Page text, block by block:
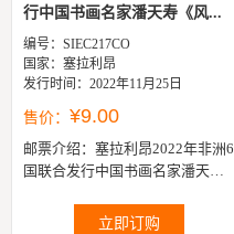
行中国书画名家潘天寿《风...
编号：SIEC217CO
国家：塞拉利昂
发行时间：2022年11月25日
售价： ¥9.00
邮票介绍： 塞拉利昂2022年非洲6
国联合发行中国书画名家潘天寿
立即订购